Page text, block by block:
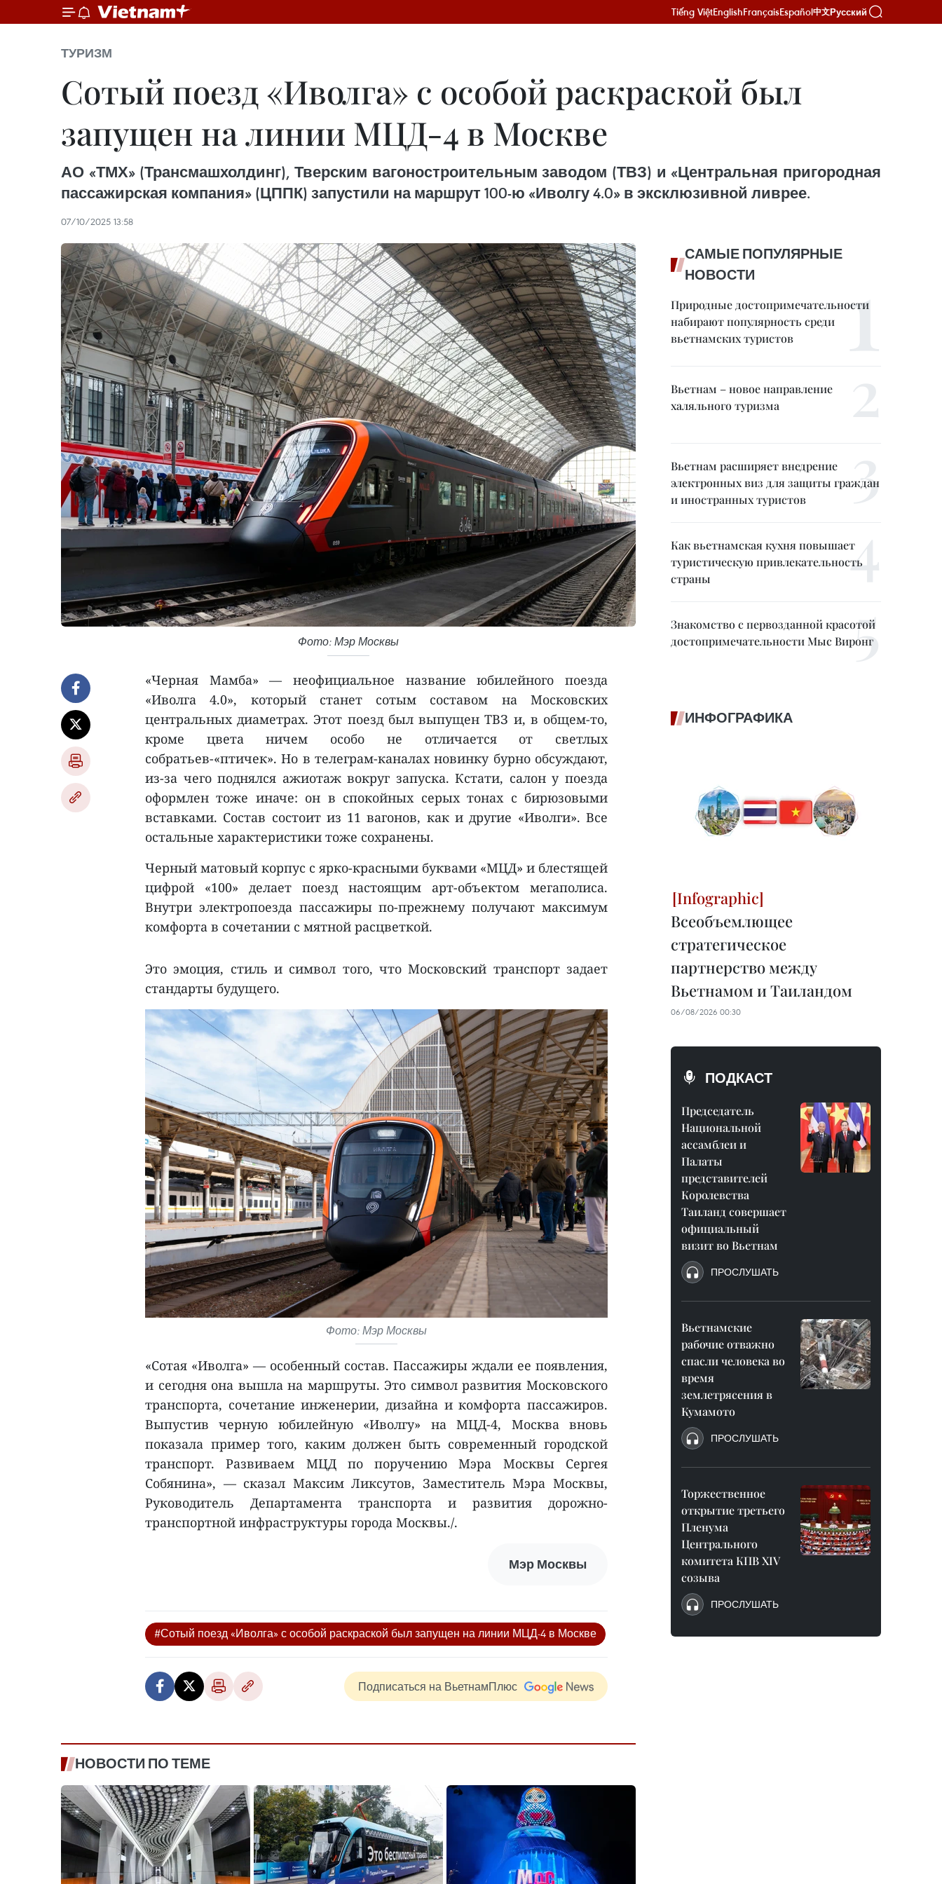
Tiếng ViệtEnglishFrançaisEspañol中文Русский
ТУРИЗМ
Сотый поезд «Иволга» с особой раскраской был
запущен на линии МЦД-4 в Москве
АО «ТМХ» (Трансмашхолдинг), Тверским вагоностроительным заводом (ТВЗ) и «Центральная пригородная
пассажирская компания» (ЦППК) запустили на маршрут 100-ю «Иволгу 4.0» в эксклюзивной ливрее.
07/10/2025 13:58
Фото: Мэр Москвы
«Черная Мамба» — неофициальное название юбилейного поезда
«Иволга 4.0», который станет сотым составом на Московских
центральных диаметрах. Этот поезд был выпущен ТВЗ и, в общем-то,
кроме цвета ничем особо не отличается от светлых
собратьев-«птичек». Но в телеграм-каналах новинку бурно обсуждают,
из-за чего поднялся ажиотаж вокруг запуска. Кстати, салон у поезда
оформлен тоже иначе: он в спокойных серых тонах с бирюзовыми
вставками. Состав состоит из 11 вагонов, как и другие «Иволги». Все
остальные характеристики тоже сохранены.
Черный матовый корпус с ярко-красными буквами «МЦД» и блестящей
цифрой «100» делает поезд настоящим арт-объектом мегаполиса.
Внутри электропоезда пассажиры по-прежнему получают максимум
комфорта в сочетании с мятной расцветкой.
Это эмоция, стиль и символ того, что Московский транспорт задает
стандарты будущего.
Фото: Мэр Москвы
«Сотая «Иволга» — особенный состав. Пассажиры ждали ее появления,
и сегодня она вышла на маршруты. Это символ развития Московского
транспорта, сочетание инженерии, дизайна и комфорта пассажиров.
Выпустив черную юбилейную «Иволгу» на МЦД-4, Москва вновь
показала пример того, каким должен быть современный городской
транспорт. Развиваем МЦД по поручению Мэра Москвы Сергея
Собянина», — сказал Максим Ликсутов, Заместитель Мэра Москвы,
Руководитель Департамента транспорта и развития дорожно-
транспортной инфраструктуры города Москвы./.
Мэр Москвы
#Сотый поезд «Иволга» с особой раскраской был запущен на линии МЦД-4 в Москве
Подписаться на ВьетнамПлюс
НОВОСТИ ПО ТЕМЕ
САМЫЕ ПОПУЛЯРНЫЕ
НОВОСТИ
Природные достопримечательности
набирают популярность среди
вьетнамских туристов
Вьетнам – новое направление
халяльного туризма
Вьетнам расширяет внедрение
электронных виз для защиты граждан
и иностранных туристов
Как вьетнамская кухня повышает
туристическую привлекательность
страны
Знакомство с первозданной красотой
достопримечательности Мыс Виронг
ИНФОГРАФИКА
Всеобъемлющее
стратегическое
партнерство между
Вьетнамом и Таиландом
06/08/2026 00:30
ПОДКАСТ
Председатель
Национальной
ассамблеи и
Палаты
представителей
Королевства
Таиланд совершает
официальный
визит во Вьетнам
ПРОСЛУШАТЬ
Вьетнамские
рабочие отважно
спасли человека во
время
землетрясения в
Кумамото
ПРОСЛУШАТЬ
Торжественное
открытие третьего
Пленума
Центрального
комитета КПВ XIV
созыва
ПРОСЛУШАТЬ